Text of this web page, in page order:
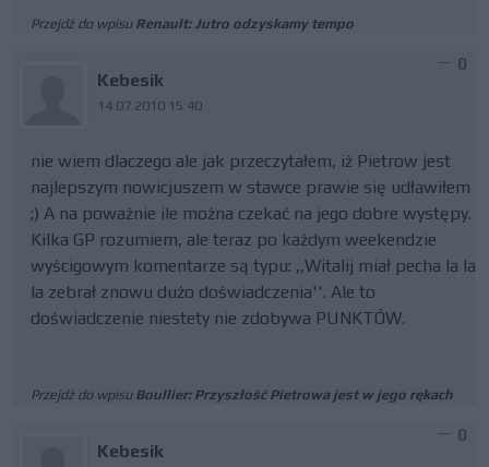
Przejdź do wpisu Renault: Jutro odzyskamy tempo
Kebesik
14.07.2010 15:40
0
nie wiem dlaczego ale jak przeczytałem, iż Pietrow jest
najlepszym nowicjuszem w stawce prawie się udławiłem
;) A na poważnie ile można czekać na jego dobre występy.
Kilka GP rozumiem, ale teraz po każdym weekendzie
wyścigowym komentarze są typu: ,,Witalij miał pecha la la
la zebrał znowu dużo doświadczenia''. Ale to
doświadczenie niestety nie zdobywa PUNKTÓW.
Przejdź do wpisu Boullier: Przyszłość Pietrowa jest w jego rękach
Kebesik
0